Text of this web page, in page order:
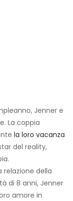
Jenner e
La coppia
la loro vacanza
del reality,
della
di 8 anni, Jenner
amore in